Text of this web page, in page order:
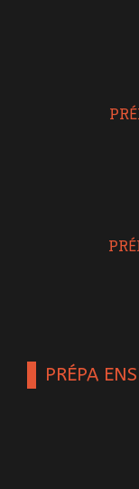
PRÉPA